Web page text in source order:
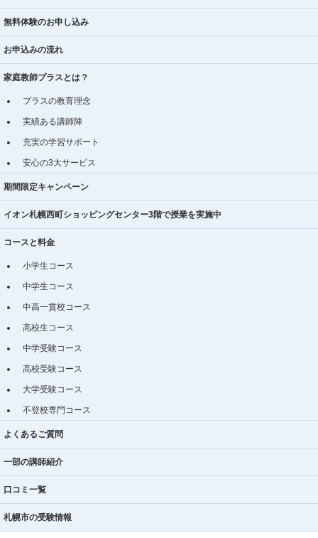
無料体験のお申し込み
お申込みの流れ
家庭教師プラスとは？
プラスの教育理念
実績ある講師陣
充実の学習サポート
安心の3大サービス
期間限定キャンペーン
イオン札幌西町ショッピングセンター3階で授業を実施中
コースと料金
小学生コース
中学生コース
中高一貫校コース
高校生コース
中学受験コース
高校受験コース
大学受験コース
不登校専門コース
よくあるご質問
一部の講師紹介
口コミ一覧
札幌市の受験情報